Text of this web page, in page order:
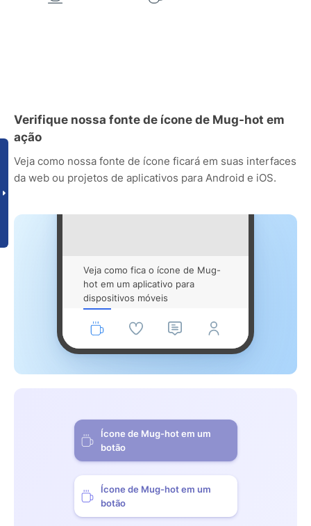
Verifique nossa fonte de ícone de Mug-hot em
ação
Veja como nossa fonte de ícone ficará em suas interfaces
da web ou projetos de aplicativos para Android e iOS.
Veja como fica o ícone de Mug-
hot em um aplicativo para
dispositivos móveis
Ícone de Mug-hot em um
botão
Ícone de Mug-hot em um
botão